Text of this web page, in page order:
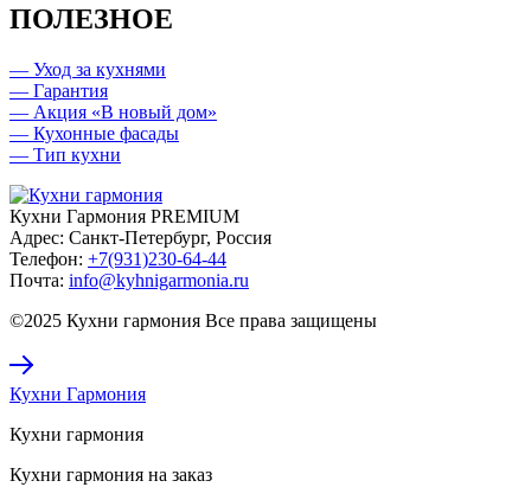
ПОЛЕЗНОЕ
— Уход за кухнями
— Гарантия
— Акция «В новый дом»
— Кухонные фасады
— Тип кухни
Кухни Гармония PREMIUM
Адрес: Санкт-Петербург, Россия
Телефон: +7(931)230-64-44
Почта: info@kyhnigarmonia.ru
©2025 Кухни гармония Все права защищены
Кухни Гармония
Кухни гармония
Кухни гармония на заказ